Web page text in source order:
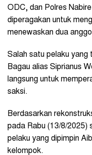
ODC, dan Polres
diperagakan untuk
menewaskan dua
Salah satu pelaku yang
Bagau alias Siprianus
langsung untuk
saksi.
Berdasarkan
pada Rabu (13/8/2025)
pelaku yang dipimpin
kelompok.